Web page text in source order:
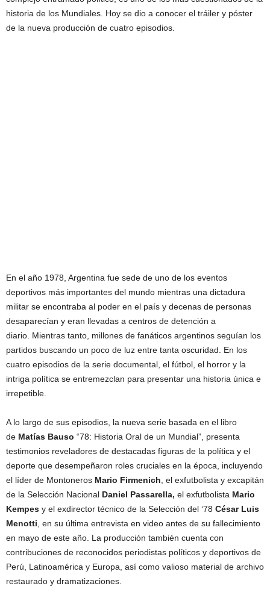
historia de los Mundiales. Hoy se dio a conocer el tráiler y póster
de la nueva producción de cuatro episodios.
En el año 1978, Argentina fue sede de uno de los eventos
deportivos más importantes del mundo mientras una dictadura
militar se encontraba al poder en el país y decenas de personas
desaparecían y eran llevadas a centros de detención a
diario. Mientras tanto, millones de fanáticos argentinos seguían los
partidos buscando un poco de luz entre tanta oscuridad. En los
cuatro episodios de la serie documental, el fútbol, el horror y la
intriga política se entremezclan para presentar una historia única e
irrepetible.
A lo largo de sus episodios, la nueva serie basada en el libro
de Matías Bauso “78: Historia Oral de un Mundial”, presenta
testimonios reveladores de destacadas figuras de la política y el
deporte que desempeñaron roles cruciales en la época, incluyendo
el líder de Montoneros Mario Firmenich , el exfutbolista y excapitán
de la Selección Nacional Daniel Passarella, el exfutbolista Mario
Kempes y el exdirector técnico de la Selección del ‘78 César Luis
Menotti , en su última entrevista en video antes de su fallecimiento
en mayo de este año. La producción también cuenta con
contribuciones de reconocidos periodistas políticos y deportivos de
Perú, Latinoamérica y Europa, así como valioso material de archivo
restaurado y dramatizaciones.